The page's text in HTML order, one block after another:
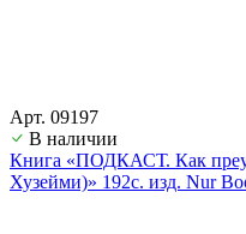
Арт. 09197
В наличии
Книга «ПОДКАСТ. Как
Хузейми)» 192с. изд. Nur